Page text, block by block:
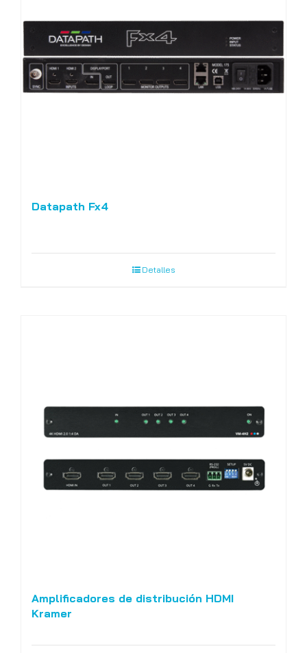
Datapath Fx4
Detalles
Amplificadores de distribución HDMI
Kramer